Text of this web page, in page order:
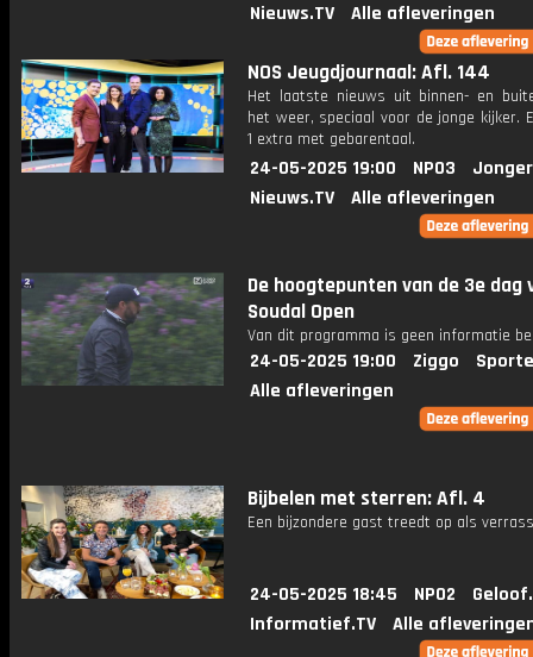
Nieuws.TV
Alle afleveringen
NOS Jeugdjournaal: Afl. 144
Het laatste nieuws uit binnen- en
het weer, speciaal voor de jonge kijker.
1 extra met gebarentaal.
24-05-2025 19:00 NPO3
Nieuws.TV
Alle afleveringen
De hoogtepunten van de 3e dag
Soudal Open
Van dit programma is geen informatie
24-05-2025 19:00 Ziggo
Alle afleveringen
Bijbelen met sterren: Afl. 4
Een bijzondere gast treedt op als
24-05-2025 18:45 NPO2
Informatief.TV
Alle